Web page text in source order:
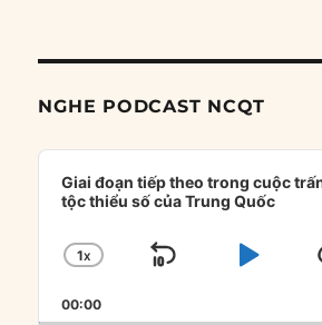
NGHE PODCAST NCQT
Audio
Player
Giai đoạn tiếp theo trong cuộc
tộc thiểu số của Trung Quốc
CHANGE
RATE
1X
SKIP
00:00